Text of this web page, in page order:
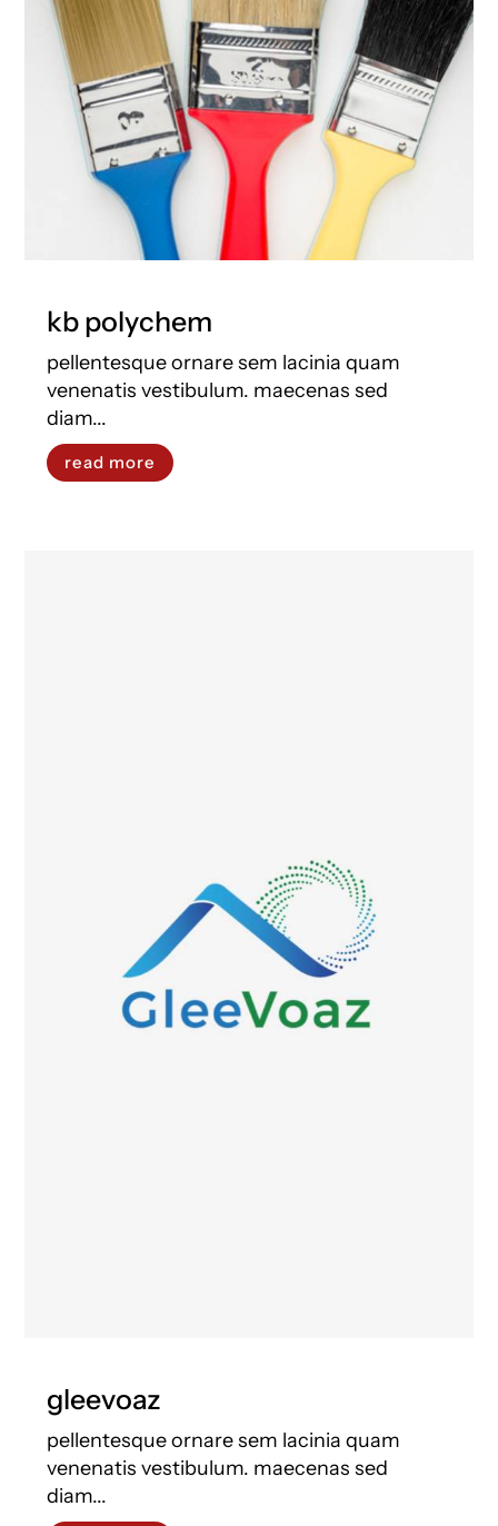
kb polychem
pellentesque ornare sem lacinia quam
venenatis vestibulum. maecenas sed
diam...
read more
gleevoaz
pellentesque ornare sem lacinia quam
venenatis vestibulum. maecenas sed
diam...